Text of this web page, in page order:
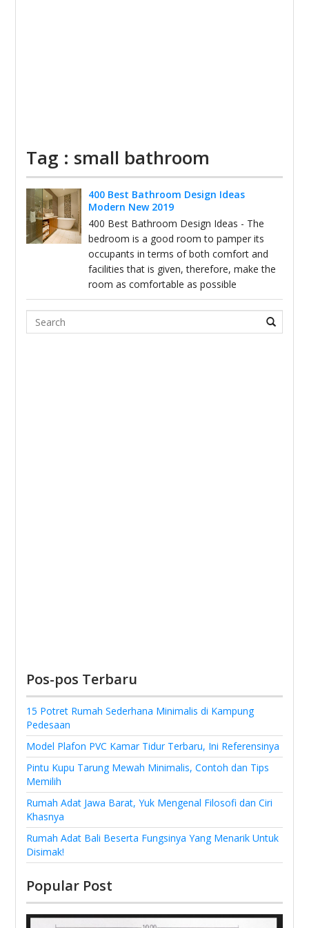
Tag : small bathroom
400 Best Bathroom Design Ideas
Modern New 2019
400 Best Bathroom Design Ideas - The
bedroom is a good room to pamper its
occupants in terms of both comfort and
facilities that is given, therefore, make the
room as comfortable as possible
Search
Pos-pos Terbaru
15 Potret Rumah Sederhana Minimalis di Kampung
Pedesaan
Model Plafon PVC Kamar Tidur Terbaru, Ini Referensinya
Pintu Kupu Tarung Mewah Minimalis, Contoh dan Tips
Memilih
Rumah Adat Jawa Barat, Yuk Mengenal Filosofi dan Ciri
Khasnya
Rumah Adat Bali Beserta Fungsinya Yang Menarik Untuk
Disimak!
Popular Post